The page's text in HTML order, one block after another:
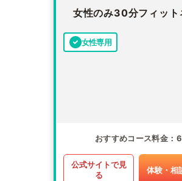
女性のみ30分フィット
女性専用
おすすめコース料金
公式サイトで見
る
体験・相